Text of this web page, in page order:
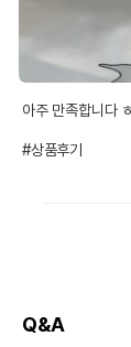
아주 만족합니다
#상품후기
Q&A